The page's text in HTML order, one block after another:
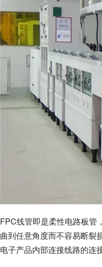
FPC线管即是柔性电路板管
曲到任意角度而不容易断裂
电子产品内部连接线路的连接